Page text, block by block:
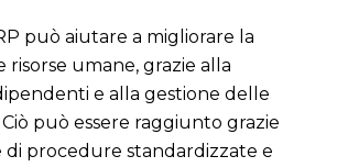
può aiutare a migliorare la
risorse umane, grazie alla
e alla gestione delle
può essere raggiunto grazie
di procedure standardizzate e